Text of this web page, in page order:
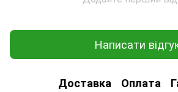
Написати
Доставка Оплата